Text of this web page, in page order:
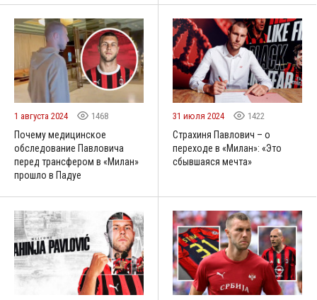
1 августа 2024 1468
Почему медицинское
обследование Павловича
перед трансфером в «Милан»
прошло в Падуе
31 июля 2024 1422
Страхиня Павлович – о
переходе в «Милан»: «Это
сбывшаяся мечта»